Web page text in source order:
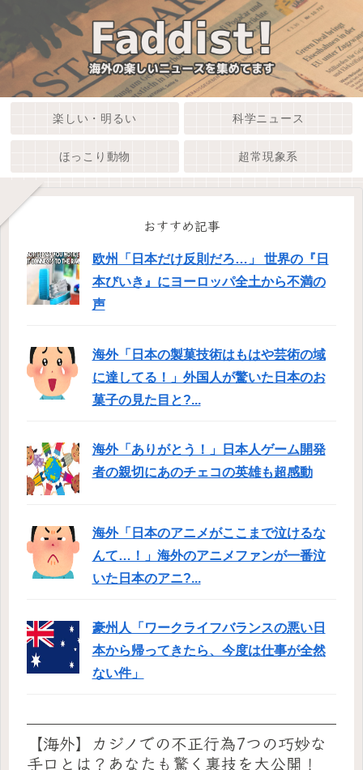
楽しい・明るい 科学ニュース
ほっこり動物 超常現象系
おすすめ記事
欧州「日本だけ反則だろ…」 世界の『日
本びいき』にヨーロッパ全土から不満の
声
海外「日本の製菓技術はもはや芸術の域
に達してる！」外国人が驚いた日本のお
菓子の見た目と?...
海外「ありがとう！」日本人ゲーム開発
者の親切にあのチェコの英雄も超感動
海外「日本のアニメがここまで泣けるな
んて…！」海外のアニメファンが一番泣
いた日本のアニ?...
豪州人「ワークライフバランスの悪い日
本から帰ってきたら、今度は仕事が全然
ない件」
【海外】カジノでの不正行為7つの巧妙な
手口とは？あなたも驚く裏技を大公開！